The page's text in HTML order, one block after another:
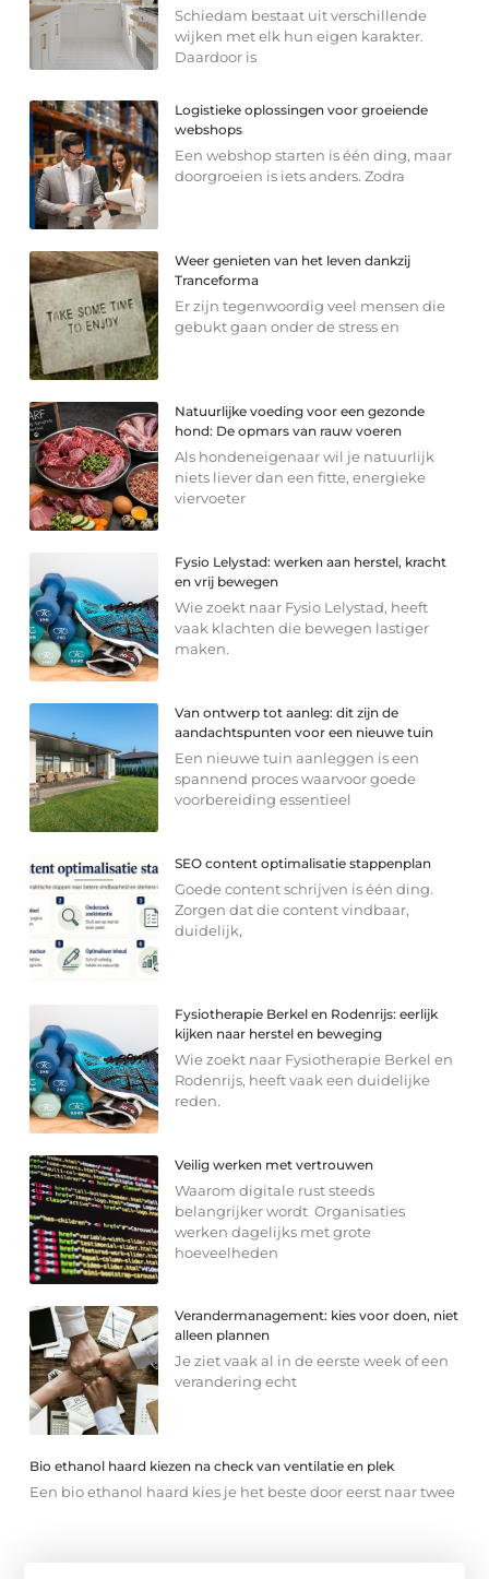
Schiedam bestaat uit verschillende
wijken met elk hun eigen karakter.
Daardoor is
Logistieke oplossingen voor groeiende
webshops
Een webshop starten is één ding, maar
doorgroeien is iets anders. Zodra
Weer genieten van het leven dankzij
Tranceforma
Er zijn tegenwoordig veel mensen die
gebukt gaan onder de stress en
Natuurlijke voeding voor een gezonde
hond: De opmars van rauw voeren
Als hondeneigenaar wil je natuurlijk
niets liever dan een fitte, energieke
viervoeter
Fysio Lelystad: werken aan herstel, kracht
en vrij bewegen
Wie zoekt naar Fysio Lelystad, heeft
vaak klachten die bewegen lastiger
maken.
Van ontwerp tot aanleg: dit zijn de
aandachtspunten voor een nieuwe tuin
Een nieuwe tuin aanleggen is een
spannend proces waarvoor goede
voorbereiding essentieel
SEO content optimalisatie stappenplan
Goede content schrijven is één ding.
Zorgen dat die content vindbaar,
duidelijk,
Fysiotherapie Berkel en Rodenrijs: eerlijk
kijken naar herstel en beweging
Wie zoekt naar Fysiotherapie Berkel en
Rodenrijs, heeft vaak een duidelijke
reden.
Veilig werken met vertrouwen
Waarom digitale rust steeds
belangrijker wordt Organisaties
werken dagelijks met grote
hoeveelheden
Verandermanagement: kies voor doen, niet
alleen plannen
Je ziet vaak al in de eerste week of een
verandering echt
Bio ethanol haard kiezen na check van ventilatie en plek
Een bio ethanol haard kies je het beste door eerst naar twee